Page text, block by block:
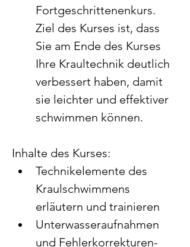
Fortgeschrittenenkurs.
Ziel des Kurses ist, dass
Sie am Ende des Kurses
Ihre Kraultechnik deutlich
verbessert haben, damit
sie leichter und effektiver
schwimmen können.
Inhalte des Kurses:
Technikelemente des
Kraulschwimmens
erläutern und trainieren
Unterwasseraufnahmen
und Fehlerkorrekturen-